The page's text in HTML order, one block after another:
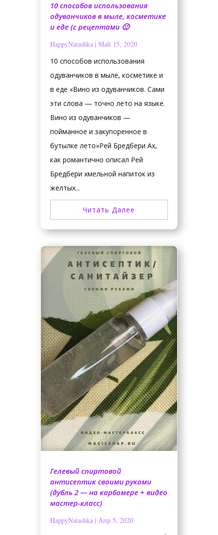
10 способов использования
одуванчиков в мыле, косметике
и еде (с рецептами 🙂
HappyNatashka| Май 15, 2020
10 способов использования
одуванчиков в мыле, косметике и
в еде «Вино из одуванчиков. Сами
эти слова — точно лето на языке.
Вино из одуванчиков —
пойманное и закупоренное в
бутылке лето»Рей Бредбери Ах,
как романтично описал Рей
Бредбери хмельной напиток из
желтых...
Читать Далее
Гелевый спиртовой
антисептик своими руками
(дубль 2 — на карбомере + видео
мастер-класс)
HappyNatashka| Апр 5, 2020